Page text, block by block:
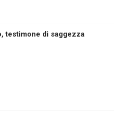
testimone di saggezza